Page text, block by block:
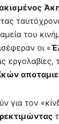
του
οι «
για τον